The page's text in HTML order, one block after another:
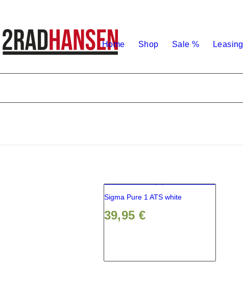
Home Shop Sale % Leasing
Sigma Pure 1 ATS white
39,95 €